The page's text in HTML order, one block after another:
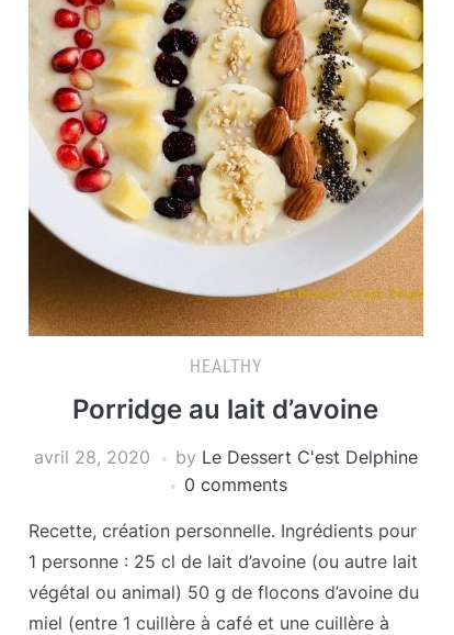
HEALTHY
Porridge au lait d’avoine
avril 28, 2020 by Le Dessert C'est Delphine
0 comments
Recette, création personnelle. Ingrédients pour
1 personne : 25 cl de lait d’avoine (ou autre lait
végétal ou animal) 50 g de flocons d’avoine du
miel (entre 1 cuillère à café et une cuillère à